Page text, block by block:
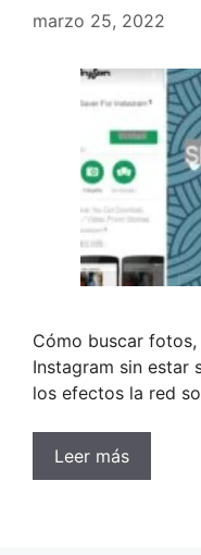
marzo 25, 2022
Cómo buscar
Instagram sin estar
los efectos la red
Leer más